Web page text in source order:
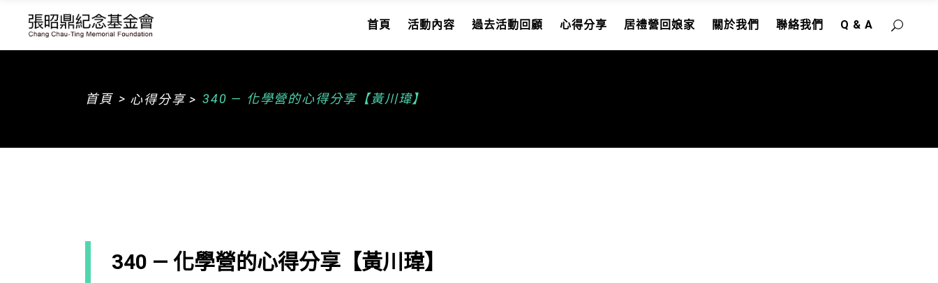
首頁 活動內容 過去活動回顧 心得分享 居禮營回娘家 關於我們 聯絡我們 Q & A
首頁 > 心得分享 > 340 — 化學營的心得分享【黃川瑋】
340 — 化學營的心得分享【黃川瑋】